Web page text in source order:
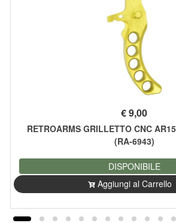
€9,00
RETROARMS GRILLETTO CNC
(RA-6943)
DISPONIBILE
Aggiungi al Carrello